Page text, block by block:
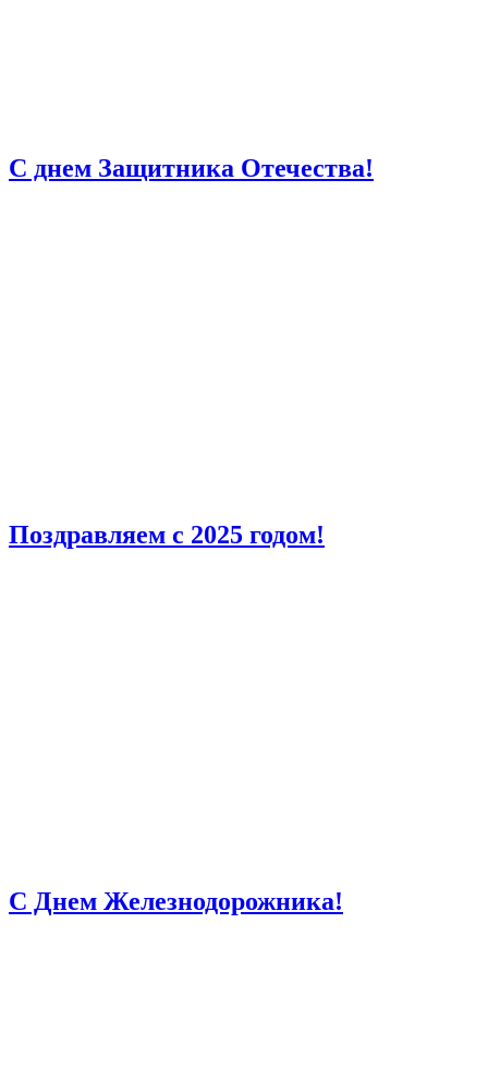
С днем Защитника Отечества!
Поздравляем с 2025 годом!
С Днем Железнодорожника!